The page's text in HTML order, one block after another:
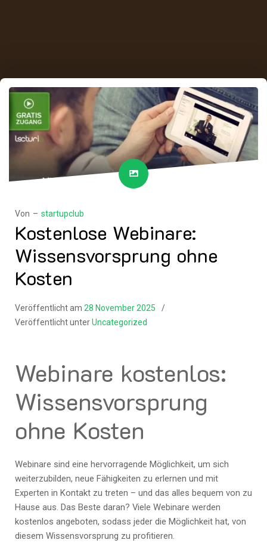
Von – startupclub
Kostenlose Webinare:
Wissensvorsprung ohne
Kosten
Veröffentlicht am 28 November 2025
Veröffentlicht unterUncategorized
Webinare kostenlos:
Wissensvorsprung
ohne Kosten
Webinare sind eine hervorragende Möglichkeit, um sich
weiterzubilden, neue Fähigkeiten zu erlernen und mit
Experten in Kontakt zu treten – und das alles bequem von zu
Hause aus. Das Beste daran? Viele Webinare werden
kostenlos angeboten, sodass jeder die Möglichkeit hat, von
diesem Wissensvorsprung zu profitieren.